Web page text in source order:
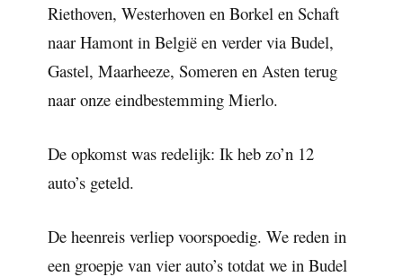
Riethoven, Westerhoven en Borkel en Schaft
naar Hamont in België en verder via Budel,
Gastel, Maarheeze, Someren en Asten terug
naar onze eindbestemming Mierlo.
De opkomst was redelijk: Ik heb zo’n 12
auto’s geteld.
De heenreis verliep voorspoedig. We reden in
een groepje van vier auto’s totdat we in Budel